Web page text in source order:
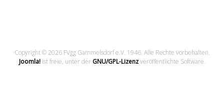
Copyright © 2026 FVgg Gammelsdorf e.V. 1946. Alle Rechte vorbehalten.
Joomla!ist freie, unter der GNU/GPL-Lizenzveröffentlichte Software.